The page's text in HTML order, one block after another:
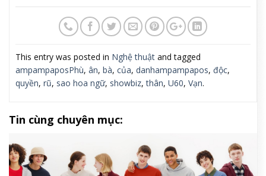
This entry was posted in Nghệ thuật and tagged
ampampaposPhù, ân, bà, của, danhampampapos, độc,
quyền, rũ, sao hoa ngữ, showbiz,thân, U60, Vạn.
Tin cùng chuyên mục: